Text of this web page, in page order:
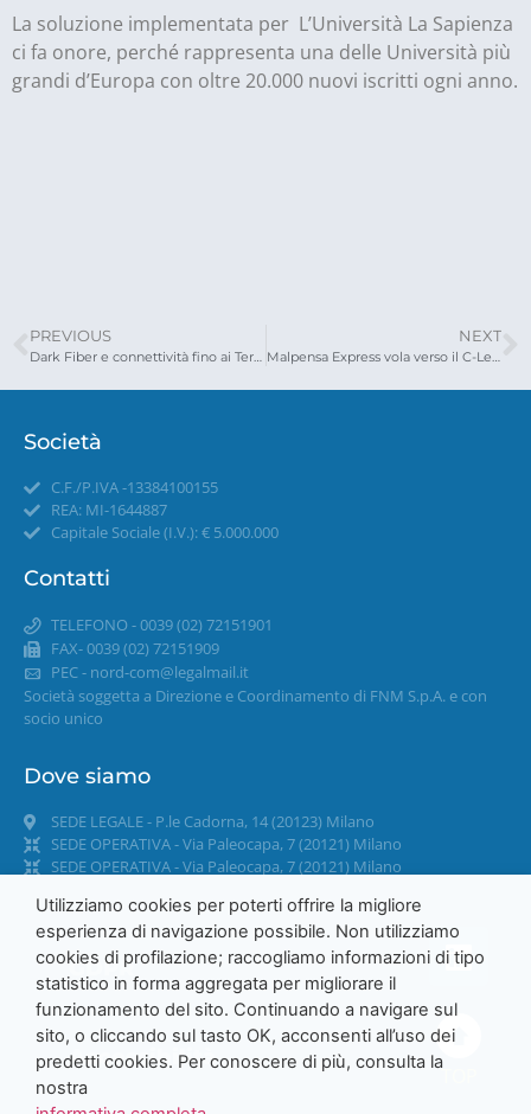
La soluzione implementata per L’Università La Sapienza
ci fa onore, perché rappresenta una delle Università più
grandi d’Europa con oltre 20.000 nuovi iscritti ogni anno.
PREVIOUS
Dark Fiber e connettività fino ai Terminal di Malpensa
NEXT
Malpensa Express vola verso il C-Less
Società
C.F./P.IVA -13384100155
REA: MI-1644887
Capitale Sociale (I.V.): € 5.000.000
Contatti
TELEFONO - 0039 (02) 72151901
FAX- 0039 (02) 72151909
PEC - nord-com@legalmail.it
Società soggetta a Direzione e Coordinamento di FNM S.p.A. e con
socio unico
Dove siamo
SEDE LEGALE - P.le Cadorna, 14 (20123) Milano
SEDE OPERATIVA - Via Paleocapa, 7 (20121) Milano
SEDE OPERATIVA - Via Paleocapa, 7 (20121) Milano
GDPR
Accessibilità
TOP
Utilizziamo cookies per poterti offrire la migliore
esperienza di navigazione possibile. Non utilizziamo
cookies di profilazione; raccogliamo informazioni di tipo
statistico in forma aggregata per migliorare il
funzionamento del sito. Continuando a navigare sul
sito, o cliccando sul tasto OK, acconsenti all’uso dei
predetti cookies. Per conoscere di più, consulta la
nostra